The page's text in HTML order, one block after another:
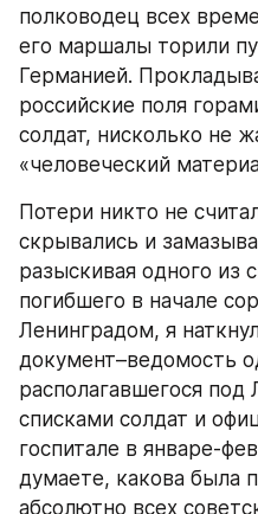
полководец всех
его маршалы торили
Германией.
российские поля
солдат, нисколько не
«человеческий
Потери никто не
скрывались и
разыскивая одного из
погибшего в начале
Ленинградом, я
документ–ведомость
располагавшегося под
списками солдат и
госпитале в январе-
думаете, какова была
абсолютно всех